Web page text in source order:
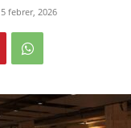
5 febrer, 2026